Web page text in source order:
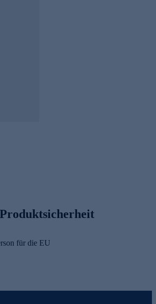
für die EU